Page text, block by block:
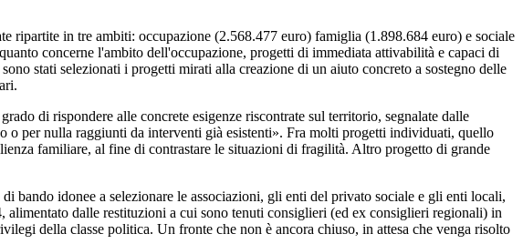
ripartite in tre ambiti: occupazione (2.568.477 euro) famiglia (1.898.684 euro) e sociale
concerne l'ambito dell'occupazione, progetti di immediata attivabilità e capaci di
stati selezionati i progetti mirati alla creazione di un aiuto concreto a sostegno delle
di rispondere alle concrete esigenze riscontrate sul territorio, segnalate dalle
o per nulla raggiunti da interventi già esistenti». Fra molti progetti individuati, quello
familiare, al fine di contrastare le situazioni di fragilità. Altro progetto di grande
bando idonee a selezionare le associazioni, gli enti del privato sociale e gli enti locali,
dalle restituzioni a cui sono tenuti consiglieri (ed ex consiglieri regionali) in
della classe politica. Un fronte che non è ancora chiuso, in attesa che venga risolto